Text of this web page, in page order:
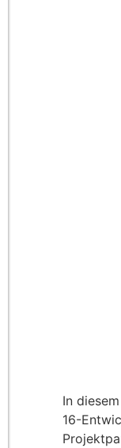
In
16-